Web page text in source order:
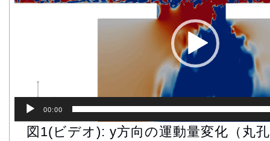
レ
00:00
図1(ビデオ): y方向の運動量変化（丸